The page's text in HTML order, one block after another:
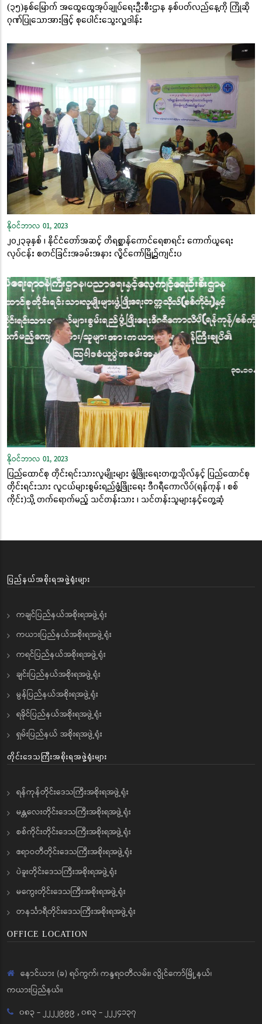
(၃၅)နှစ်မြောက် အထွေထွေအုပ်ချုပ်ရေးဦးစီးဌာန နှစ်ပတ်လည်နေ့ကို ကြိုဆို
ဂုဏ်ပြုသောအားဖြင့် စုပေါင်းသွေးလှူဒါန်း
နိုဝင်ဘာလ 01, 2023
၂၀၂၃ခုနှစ် ၊ နိုင်ငံတော်အဆင့် တိရစ္ဆာန်ကောင်ရေစာရင်း ကောက်ယူရေး
လုပ်ငန်း စတင်ခြင်းအခမ်းအနား လွိုင်ကော်မြို့၌ကျင်းပ
နိုဝင်ဘာလ 01, 2023
ပြည်ထောင်စု တိုင်းရင်းသားလူမျိုးများ ဖွံ့ဖြိုးရေးတက္ကသိုလ်နှင့် ပြည်ထောင်စု
တိုင်းရင်းသား လူငယ်များစွမ်းရည်ဖွံ့ဖြိုးရေး ဒီဂရီကောလိပ်(ရန်ကုန် ၊ စစ်
ကိုင်း)သို့ တက်ရောက်မည့် သင်တန်းသား ၊ သင်တန်းသူများနှင့်တွေ့ဆုံ
ပြည်နယ်အစိုးရအဖွဲ့ရုံးများ
ကချင်ပြည်နယ်အစိုးရအဖွဲ့ရုံး
ကယားပြည်နယ်အစိုးရအဖွဲ့ရုံး
ကရင်ပြည်နယ်အစိုးရအဖွဲ့ရုံး
ချင်းပြည်နယ်အစိုးရအဖွဲ့ရုံး
မွန်ပြည်နယ်အစိုးရအဖွဲ့ရုံး
ရခိုင်ပြည်နယ်အစိုးရအဖွဲ့ရုံး
ရှမ်းပြည်နယ် အစိုးရအဖွဲ့ရုံး
တိုင်းဒေသကြီးအစိုးရအဖွဲ့ရုံးများ
ရန်ကုန်တိုင်းဒေသကြီးအစိုးရအဖွဲ့ရုံး
မန္တလေးတိုင်းဒေသကြီးအစိုးရအဖွဲ့ရုံး
စစ်ကိုင်းတိုင်းဒေသကြီးအစိုးရအဖွဲ့ရုံး
ဧရာဝတီတိုင်းဒေသကြီးအစိုးရအဖွဲ့ရုံး
ပဲခူးတိုင်းဒေသကြီးအစိုးရအဖွဲ့ရုံး
မကွေးတိုင်းဒေသကြီးအစိုးရအဖွဲ့ရုံး
တနင်္သာရီတိုင်းဒေသကြီးအစိုးရအဖွဲ့ရုံး
OFFICE LOCATION
နောင်ယား (ခ) ရပ်ကွက်၊ ကန္ဒရဝတီလမ်း၊ လွိုင်ကော်မြို့နယ်၊
ကယားပြည်နယ်။
၀၈၃ - ၂၂၂၂၉၉၉ ,၀၈၃ - ၂၂၂၄၁၃၇